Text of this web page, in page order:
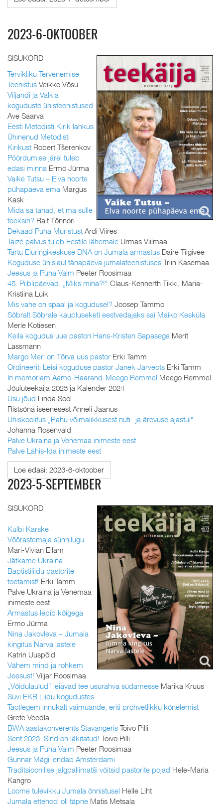
2023-6-OKTOOBER
SISUKORD
Tervikliku Tervenemise
Teenistus Veikko Võsu
Viljandi ja Valkla
koguduste ühisteenistused
Ave Saarva
Eesti Metodisti Kirik lahkus
Ühinenud Metodisti
Kirikust Robert Tšerenkov
Pöördumise järel tuleb
edasi minna Ermo Jürma
Vaike Tutsu – Elva noorte
pühapäeva ema Margus
Kask
Mida sa tahad, et ma sulle
teeksin? Rait Tõnnori
Dekaad Püha Müristust Ardi Viires
Taizé palvus tuleb Eestile lähemale Urmas Viilmaa
Tartu Eluringikeskuse DNA on Jumala armastus Daire Tiigivee
Koguduse ühislaul tänapäeva jumalateenistuses Triin Kasemaa
Jeesus ja Püha Vaim Peeter Roosimaa
45. Piiblipäevad: „Miks mina?!“ Claus-Kennerth Tikki, Maria-
Kristiina Luik
Mis vahe on spaal ja kogudusel? Joosep Tammo
Sõbralt Sõbrale kaupluseketi eestvedajaks sai Maiko Kesküla
Merle Kotiesen
Keila kogudus uue pastori Hans-Kristen Sapasega Merit
Lassmann
Margo Meri on Tõrva uus pastor Erki Tamm
Ordineeriti Leisi koguduse pastor Janek Järveots Erki Tamm
In memoriam Aamo-Haarand-Meego Remmel Meego Remmel
Jõuluteekäija 2023 ja Kalender 2024
Usu jõud Linda Sool
Ristsõna iseenesest Anneli Jaanus
Ühiskoolitus „Rahu võimalikkusest nuti- ja ärevuse ajastul“
Johanna Rosenvald
Palve Ukraina ja Venemaa inimeste eest
Palve Lähis-Ida inimeste eest
Loe edasi: 2023-6-oktoober
2023-5-SEPTEMBER
SISUKORD
Kulbi Karske
Võõrastemaja sünnilugu
Mari-Vivian Ellam
Jätkame Ukraina
Baptistiliidu pastorite
toetamist! Erki Tamm
Palve Ukraina ja Venemaa
inimeste eest
Armastus lepib kõigega
Ermo Jürma
Nina Jakovleva – Jumala
kingitus Narva lastele
Katrin Uuspõld
Vähem mind ja rohkem
Jeesust! Viljar Roosimaa
„Võidulaulud“ leiavad tee usurahva südamesse Marika Kruus
Suvi EKB Liidu kogudustes
Taotlegem innukalt vaimuande, eriti prohvetlikku kõnelemist
Grete Veedla
BWA aastakonverents Stavangeris Toivo Pilli
Sent 2023. Sind on läkitatud! Toivo Pilli
Jeesus ja Püha Vaim Peeter Roosimaa
Gunnar Mägi lendab Amsterdami
Traditsioonilise jalgpallimatši võitsid pastorite pojad Hele-Maria
Kangro
Loome tulevikku Jumala õnnistusel Helle Liht
Jumala ettehool oli täpne Matis Metsala